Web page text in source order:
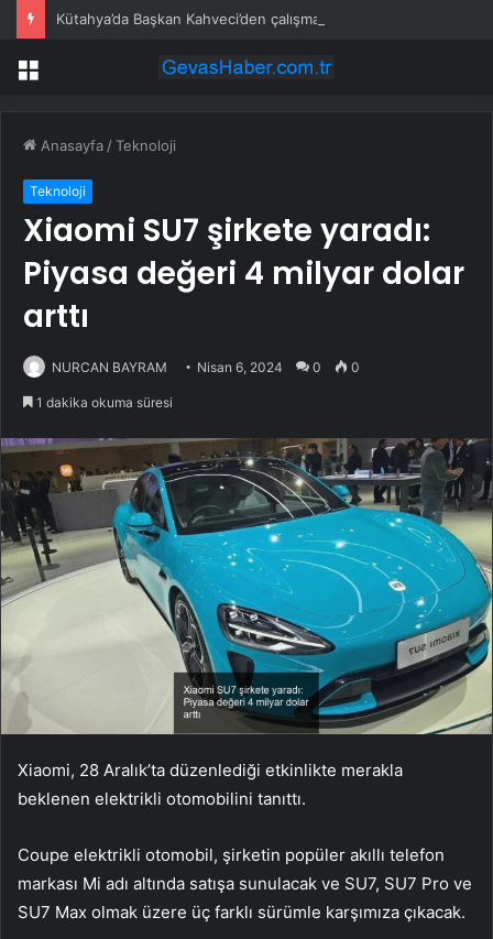
Kütahya’da Başkan Kahveci’den çalışmalara yakın mercek
Menü
Anasayfa /Teknoloji
Teknoloji
Xiaomi SU7 şirkete yaradı:
Piyasa değeri 4 milyar dolar
arttı
NURCAN BAYRAM Nisan 6, 2024 0 0
1 dakika okuma süresi
Xiaomi, 28 Aralık’ta düzenlediği etkinlikte merakla
beklenen elektrikli otomobilini tanıttı.
Coupe elektrikli otomobil, şirketin popüler akıllı telefon
markası Mi adı altında satışa sunulacak ve SU7, SU7 Pro ve
SU7 Max olmak üzere üç farklı sürümle karşımıza çıkacak.